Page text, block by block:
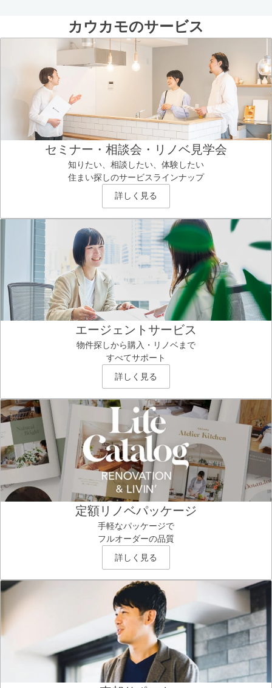
カウカモのサービス
セミナー・相談会・リノベ見学会
知りたい、相談したい、体験したい
住まい探しのサービスラインナップ
詳しく見る
エージェントサービス
物件探しから購入・リノベまで
すべてサポート
詳しく見る
定額リノベパッケージ
手軽なパッケージで
フルオーダーの品質
詳しく見る